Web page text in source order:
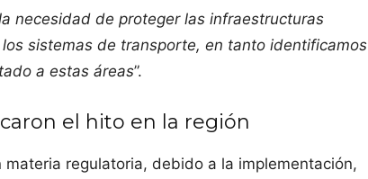
necesidad de proteger las infraestructuras
sistemas de transporte, en tanto identificamos
a estas áreas”.
el hito en la región
regulatoria, debido a la implementación,